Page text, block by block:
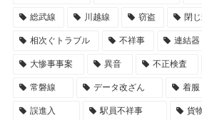
総武線 川越線 窃盗 閉
相次ぐトラブル 不祥事 連結器
大惨事事案 異音 不正検査
常磐線 データ改ざん 着服
誤進入 駅員不祥事 貨